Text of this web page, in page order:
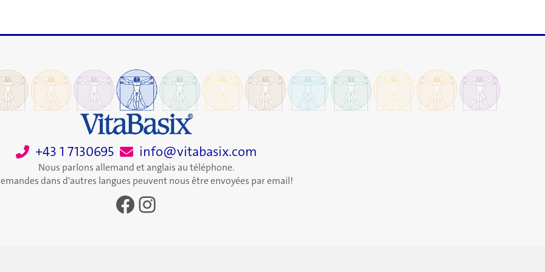
+43 1 7130695 info@vitabasix.com
Nous parlons allemand et anglais au téléphone.
dans d'autres langues peuvent nous être envoyées par email!
Facebook
Instagram